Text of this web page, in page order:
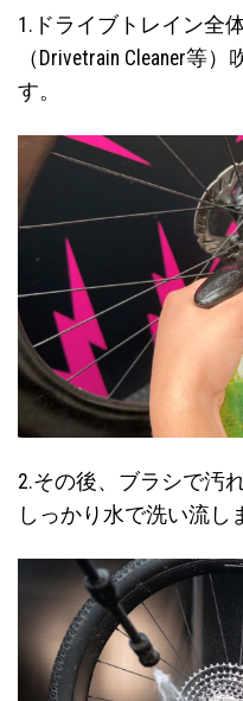
1.ドライブトレイン全
（Drivetrain Cleaner等
す。
2.その後、ブラシで汚
しっかり水で洗い流し